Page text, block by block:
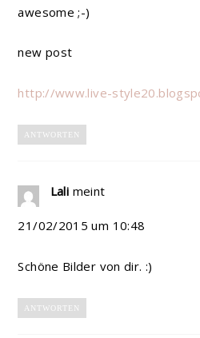
awesome ;-)
new post
http://www.live-
ANTWORTEN
Lali meint
21/02/2015 um 10:48
Schöne Bilder von dir. :)
ANTWORTEN